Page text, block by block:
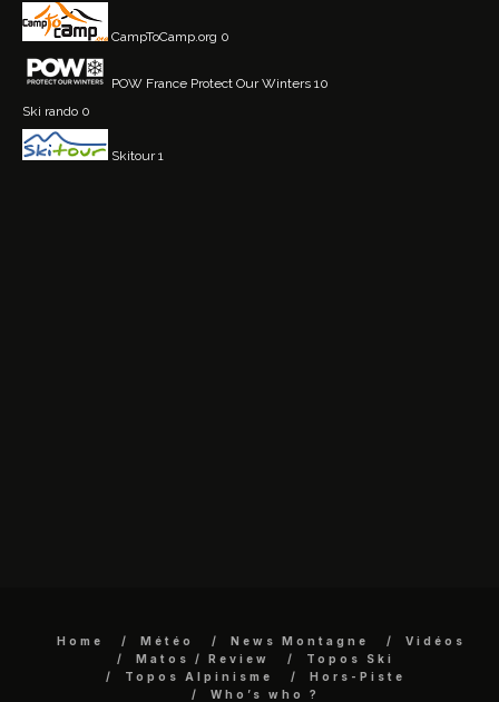
CampToCamp.org 0
POW France Protect Our Winters 10
Ski rando 0
Skitour1
Home Météo News Montagne
Vidéos
Matos / Review
Topos Ski
Topos Alpinisme
Hors-Piste
Who’s who ?